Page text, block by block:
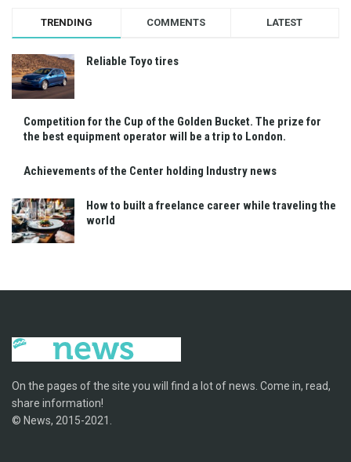
TRENDING COMMENTS LATEST
Reliable Toyo tires
Competition for the Cup of the Golden Bucket. The prize for
the best equipment operator will be a trip to London.
Achievements of the Center holding Industry news
How to built a freelance career while traveling the
world
On the pages of the site you will find a lot of news. Come in, read,
share information!
© News, 2015-2021.